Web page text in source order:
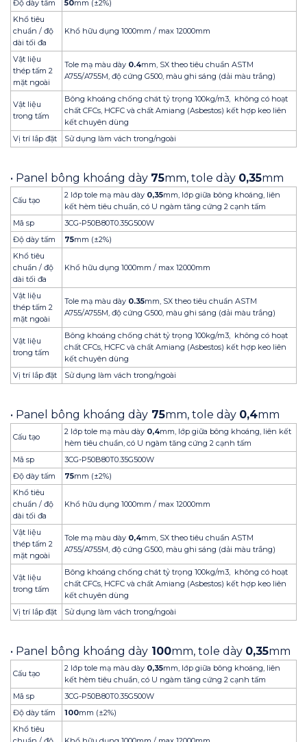
Độ dày tấm
50mm (±2%)
Khổ tiêu
chuẩn / độ
dài tối đa
Khổ hữu dụng 1000mm / max 12000mm
Vật liệu
thép tấm 2
mặt ngoài
Tole mạ màu dày 0.4mm, SX theo tiêu chuẩn ASTM
A755/A755M, độ cứng G500, màu ghi sáng (dải màu trắng)
Vật liệu
trong tấm
Bông khoáng chống chát tỷ trọng 100kg/m3, không có hoạt
chất CFCs, HCFC và chất Amiang (Asbestos) kết hợp keo liên
kết chuyên dùng
Vị trí lắp đặt
Sử dụng làm vách trong/ngoài
• Panel bông khoáng dày 75mm, tole dày 0,35mm
Cấu tạo
2 lớp tole mạ màu dày 0,35mm, lớp giữa bông khoáng, liên
kết hèm tiêu chuẩn, có U ngàm tăng cứng 2 cạnh tấm
Mã sp
3CG-P50B80T0.35G500W
Độ dày tấm
75mm (±2%)
Khổ tiêu
chuẩn / độ
dài tối đa
Khổ hữu dụng 1000mm / max 12000mm
Vật liệu
thép tấm 2
mặt ngoài
Tole mạ màu dày 0.35mm, SX theo tiêu chuẩn ASTM
A755/A755M, độ cứng G500, màu ghi sáng (dải màu trắng)
Vật liệu
trong tấm
Bông khoáng chống chát tỷ trọng 100kg/m3, không có hoạt
chất CFCs, HCFC và chất Amiang (Asbestos) kết hợp keo liên
kết chuyên dùng
Vị trí lắp đặt
Sử dụng làm vách trong/ngoài
• Panel bông khoáng dày 75mm, tole dày 0,4mm
Cấu tạo
2 lớp tole mạ màu dày 0,4mm, lớp giữa bông khoáng, liên kết
hèm tiêu chuẩn, có U ngàm tăng cứng 2 cạnh tấm
Mã sp
3CG-P50B80T0.35G500W
Độ dày tấm
75mm (±2%)
Khổ tiêu
chuẩn / độ
dài tối đa
Khổ hữu dụng 1000mm / max 12000mm
Vật liệu
thép tấm 2
mặt ngoài
Tole mạ màu dày 0,4mm, SX theo tiêu chuẩn ASTM
A755/A755M, độ cứng G500, màu ghi sáng (dải màu trắng)
Vật liệu
trong tấm
Bông khoáng chống chát tỷ trọng 100kg/m3, không có hoạt
chất CFCs, HCFC và chất Amiang (Asbestos) kết hợp keo liên
kết chuyên dùng
Vị trí lắp đặt
Sử dụng làm vách trong/ngoài
• Panel bông khoáng dày 100mm, tole dày 0,35mm
Cấu tạo
2 lớp tole mạ màu dày 0,35mm, lớp giữa bông khoáng, liên
kết hèm tiêu chuẩn, có U ngàm tăng cứng 2 cạnh tấm
Mã sp
3CG-P50B80T0.35G500W
Độ dày tấm
100mm (±2%)
Khổ tiêu